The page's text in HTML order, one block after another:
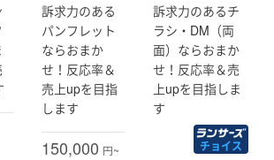
訴求力のある
パンフレット
ならおまか
せ！反応率＆
売上upを目指
します
150,000 円~
訴求力のあるチ
ラシ・DM（両
面）ならおまか
せ！反応率＆売
上upを目指しま
す
チョイス